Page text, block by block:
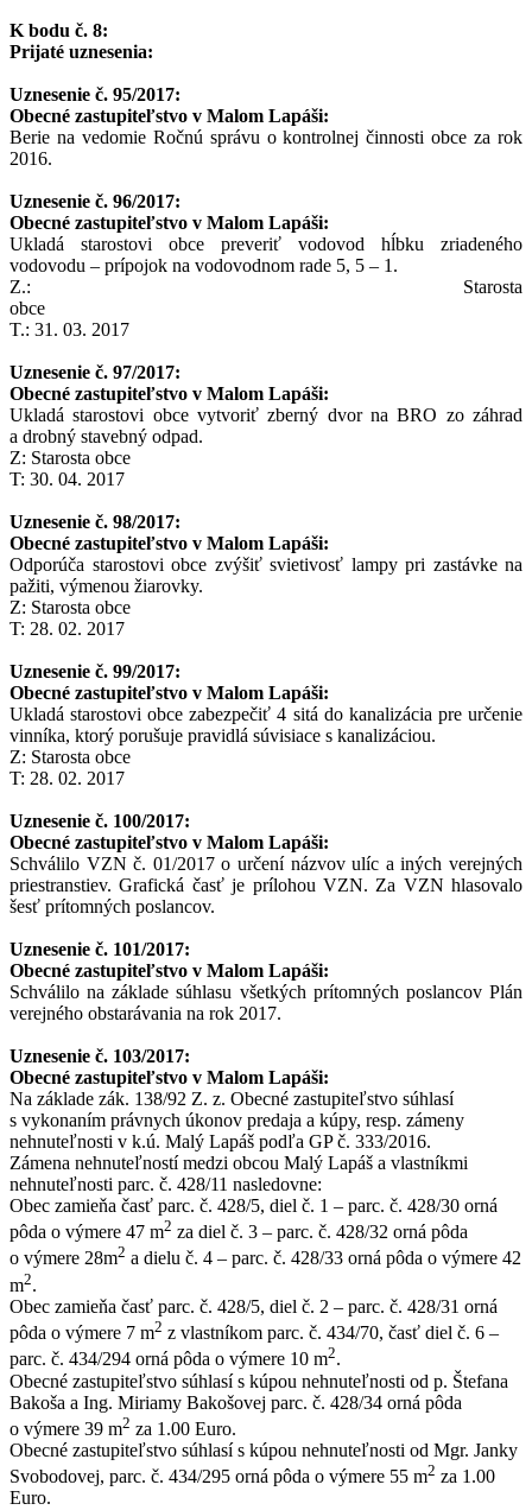
K bodu č. 8:
Prijaté uznesenia:
Uznesenie č. 95/2017:
Obecné zastupiteľstvo v Malom Lapáši:
Berie na vedomie Ročnú správu o kontrolnej činnosti obce za rok
2016.
Uznesenie č. 96/2017:
Obecné zastupiteľstvo v Malom Lapáši:
Ukladá starostovi obce preveriť vodovod hĺbku zriadeného
vodovodu – prípojok na vodovodnom rade 5, 5 – 1.
Z.: Starosta
obce
T.: 31. 03. 2017
Uznesenie č. 97/2017:
Obecné zastupiteľstvo v Malom Lapáši:
Ukladá starostovi obce vytvoriť zberný dvor na BRO zo záhrad
a drobný stavebný odpad.
Z: Starosta obce
T: 30. 04. 2017
Uznesenie č. 98/2017:
Obecné zastupiteľstvo v Malom Lapáši:
Odporúča starostovi obce zvýšiť svietivosť lampy pri zastávke na
pažiti, výmenou žiarovky.
Z: Starosta obce
T: 28. 02. 2017
Uznesenie č. 99/2017:
Obecné zastupiteľstvo v Malom Lapáši:
Ukladá starostovi obce zabezpečiť 4 sitá do kanalizácia pre určenie
vinníka, ktorý porušuje pravidlá súvisiace s kanalizáciou.
Z: Starosta obce
T: 28. 02. 2017
Uznesenie č. 100/2017:
Obecné zastupiteľstvo v Malom Lapáši:
Schválilo VZN č. 01/2017 o určení názvov ulíc a iných verejných
priestranstiev. Grafická časť je prílohou VZN. Za VZN hlasovalo
šesť prítomných poslancov.
Uznesenie č. 101/2017:
Obecné zastupiteľstvo v Malom Lapáši:
Schválilo na základe súhlasu všetkých prítomných poslancov Plán
verejného obstarávania na rok 2017.
Uznesenie č. 103/2017:
Obecné zastupiteľstvo v Malom Lapáši:
Na základe zák. 138/92 Z. z. Obecné zastupiteľstvo súhlasí
s vykonaním právnych úkonov predaja a kúpy, resp. zámeny
nehnuteľnosti v k.ú. Malý Lapáš podľa GP č. 333/2016.
Zámena nehnuteľností medzi obcou Malý Lapáš a vlastníkmi
nehnuteľnosti parc. č. 428/11 nasledovne:
Obec zamieňa časť parc. č. 428/5, diel č. 1 – parc. č. 428/30 orná
pôda o výmere 47 m2 za diel č. 3 – parc. č. 428/32 orná pôda
o výmere 28m2 a dielu č. 4 – parc. č. 428/33 orná pôda o výmere 42
m2.
Obec zamieňa časť parc. č. 428/5, diel č. 2 – parc. č. 428/31 orná
pôda o výmere 7 m2 z vlastníkom parc. č. 434/70, časť diel č. 6 –
parc. č. 434/294 orná pôda o výmere 10 m2.
Obecné zastupiteľstvo súhlasí s kúpou nehnuteľnosti od p. Štefana
Bakoša a Ing. Miriamy Bakošovej parc. č. 428/34 orná pôda
o výmere 39 m2 za 1.00 Euro.
Obecné zastupiteľstvo súhlasí s kúpou nehnuteľnosti od Mgr. Janky
Svobodovej, parc. č. 434/295 orná pôda o výmere 55 m2 za 1.00
Euro.